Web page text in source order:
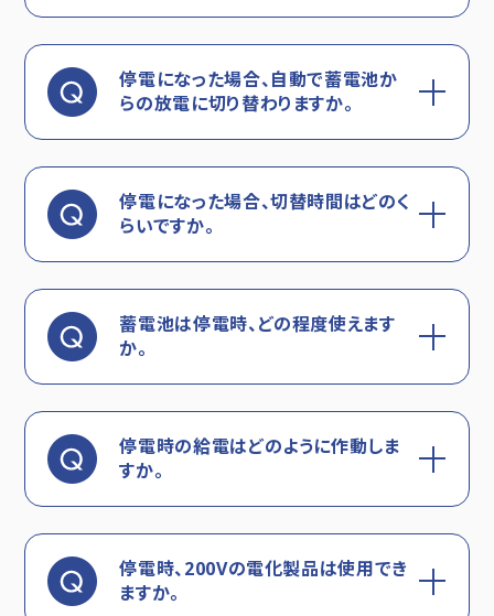
停電になった場合、自動で蓄電池か
らの放電に切り替わりますか。
停電になった場合、切替時間はどのく
らいですか。
蓄電池は停電時、どの程度使えます
か。
停電時の給電はどのように作動しま
すか。
停電時、200Vの電化製品は使用でき
ますか。